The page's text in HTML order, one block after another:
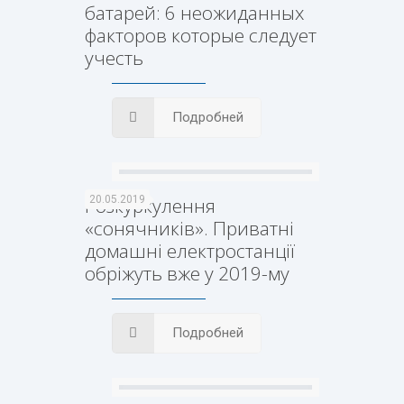
батарей: 6 неожиданных
факторов которые следует
учесть
Подробней
20.05.2019
Розкуркулення
«сонячників». Приватні
домашні електростанції
обріжуть вже у 2019-му
Подробней